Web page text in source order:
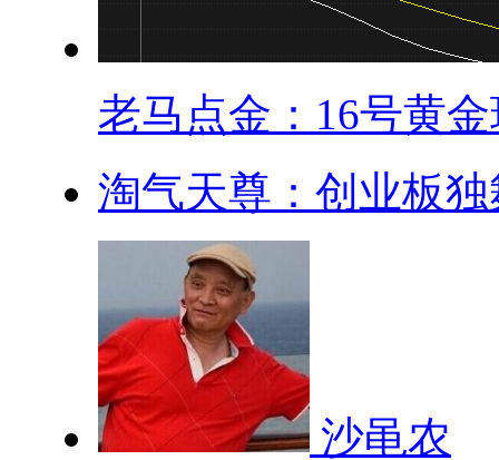
老马点金：16号黄金
淘气天尊：创业板
沙黾农